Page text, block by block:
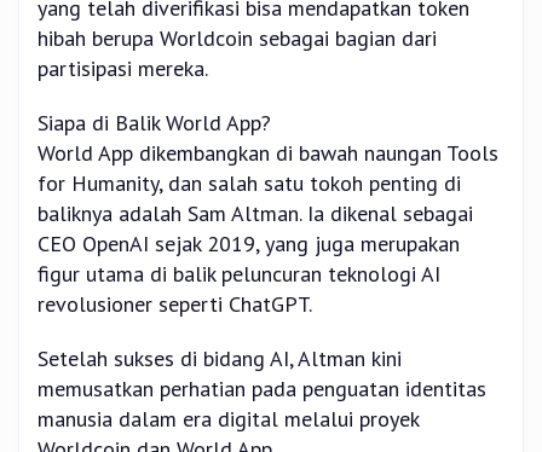
yang telah diverifikasi bisa mendapatkan token
hibah berupa Worldcoin sebagai bagian dari
partisipasi mereka.
Siapa di Balik World App?
World App dikembangkan di bawah naungan Tools
for Humanity, dan salah satu tokoh penting di
baliknya adalah Sam Altman. Ia dikenal sebagai
CEO OpenAI sejak 2019, yang juga merupakan
figur utama di balik peluncuran teknologi AI
revolusioner seperti ChatGPT.
Setelah sukses di bidang AI, Altman kini
memusatkan perhatian pada penguatan identitas
manusia dalam era digital melalui proyek